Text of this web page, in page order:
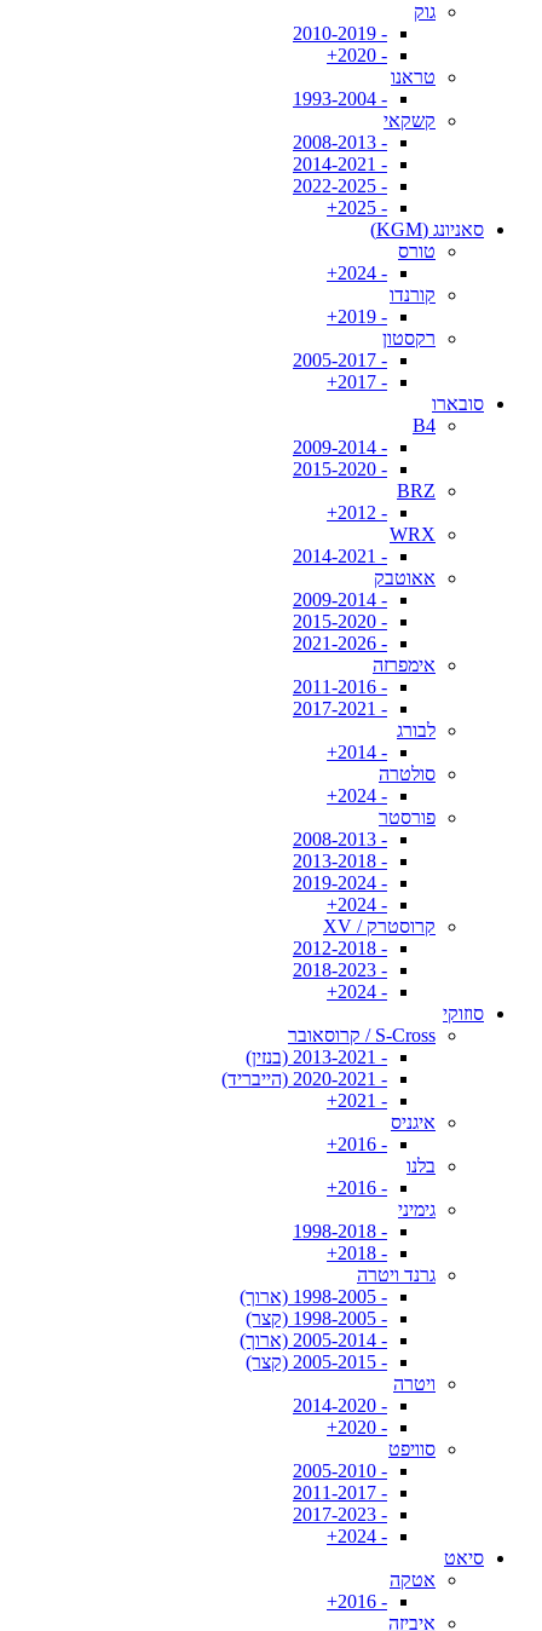
גוק
- 2010-2019
- 2020+
טראנו
- 1993-2004
קשקאי
- 2008-2013
- 2014-2021
- 2022-2025
- 2025+
סאניונג (KGM)
טורס
- 2024+
קורנדו
- 2019+
רקסטון
- 2005-2017
- 2017+
סובארו
B4
- 2009-2014
- 2015-2020
BRZ
- 2012+
WRX
- 2014-2021
אאוטבק
- 2009-2014
- 2015-2020
- 2021-2026
אימפרזה
- 2011-2016
- 2017-2021
לבורג
- 2014+
סולטרה
- 2024+
פורסטר
- 2008-2013
- 2013-2018
- 2019-2024
- 2024+
קרוסטרק / XV
- 2012-2018
- 2018-2023
- 2024+
סוזוקי
S-Cross / קרוסאובר
- 2013-2021 (בנזין)
- 2020-2021 (הייבריד)
- 2021+
איגניס
- 2016+
בלנו
- 2016+
גימיני
- 1998-2018
- 2018+
גרנד ויטרה
- 1998-2005 (ארוך)
- 1998-2005 (קצר)
- 2005-2014 (ארוך)
- 2005-2015 (קצר)
ויטרה
- 2014-2020
- 2020+
סוויפט
- 2005-2010
- 2011-2017
- 2017-2023
- 2024+
סיאט
אטקה
- 2016+
איביזה